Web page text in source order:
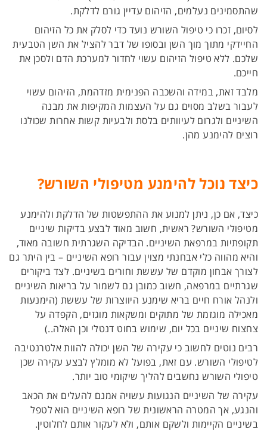
שהתסמינים נעלמים, הזיהום עדיין גורם לדלקת.
לסיום, זכרו כי טיפול השורש נועד כדי לסלק את כל הזיהום
החיידקי מתוך מוך השן ובסופו של דבר להציל את השן הטבעית
שלכם. ללא טיפול הזיהום עשוי לחדור למערכת הדם ולסכן את
חייכם.
מלבד זאת, במידה והשכבה הפנימית מזדהמת, הזיהום עשוי
לעבור בשלב מסוים גם על העצמות המקיפות את מבנה
השיניים ולגרום לעיוותים בלסת ולבעיות קשות אחרות שכולנו
רוצים להימנע מהן.
כיצד נוכל להימנע מטיפולי השורש?
כיצד, אם כן, ניתן למנוע את ההתפשטות של הדלקת ולהימנע
מטיפולי השורש? ראשית, חשוב מאוד לבצע בדיקות שיניים
תקופתיות במרפאת השיניים. הבדיקה השגרתית חשובה מאוד,
והיא מהווה כלי אבחנתי מצוין עבור רופא השיניים – בין היתר גם
לצורך אבחון מוקדם של עששת וחורים בשיניים. לצד ביקורים
שגרתיים במרפאה, חשוב כמובן גם לשמור על בריאות השיניים
ולנהל אורח חיים בריא שימנע היווצרות של עששת (הימנעות
מאכילה מוגזמת של מתוקים ומשקאות מוגזים, הקפדה על
צחצוח שיניים בכל יום, שימוש בחוט דנטלי וכן האלה..)
רבים נוטים לחשוב כי עקירה של השן יכולה להוות אלטרנטיבה
לטיפולי השורש. עם זאת, בפועל לא מומלץ לבצע עקירה שכן
טיפולי השורש נחשבים להליך שיקומי טוב יותר.
עקירה של השיניים הנגועות עשויה אמנם להעלים את הכאב
והנגע, אך המטרה הראשונית של רופא השיניים הוא לטפל
בשיניים הקיימות ולשקם אותם, ולא לעקור אותם לחלוטין.